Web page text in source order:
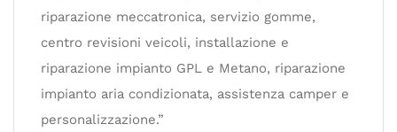
riparazione meccatronica, servizio gomme,
centro revisioni veicoli, installazione e
riparazione impianto GPL e Metano, riparazione
impianto aria condizionata, assistenza camper e
personalizzazione.”